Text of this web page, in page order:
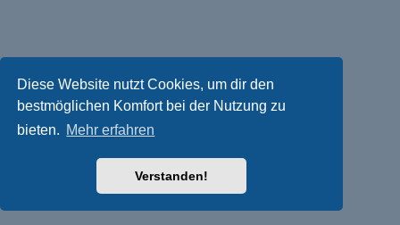
Diese Website nutzt Cookies, um dir den
bestmöglichen Komfort bei der Nutzung zu
bieten. Mehr erfahren
Verstanden!